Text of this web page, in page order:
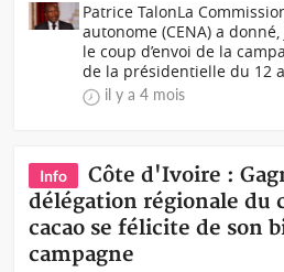
Patrice TalonLa
autonome (CENA) a
le coup d’envoi de la
de la présidentielle du 12
il y a 4 mois
Info
Côte d'Ivoire :
délégation régionale du
cacao se félicite de son
campagne